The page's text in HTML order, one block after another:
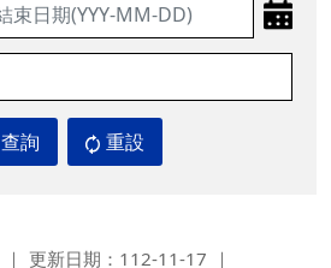
查詢 重設
更新日期：112-11-17